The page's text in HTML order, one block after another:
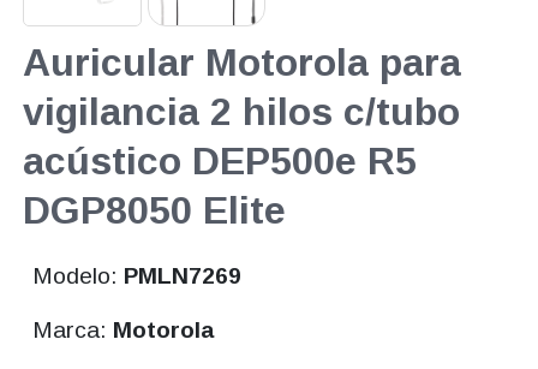
Auricular Motorola para
vigilancia 2 hilos c/tubo
acústico DEP500e R5
DGP8050 Elite
Modelo: PMLN7269
Marca: Motorola